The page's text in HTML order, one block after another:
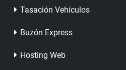
Tasación Vehículos
Buzón Express
Hosting Web